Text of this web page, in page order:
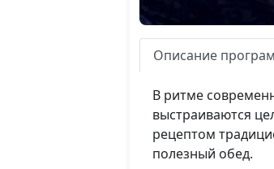
Описание
В ритме
выстраиваются
рецептом
полезный обед.